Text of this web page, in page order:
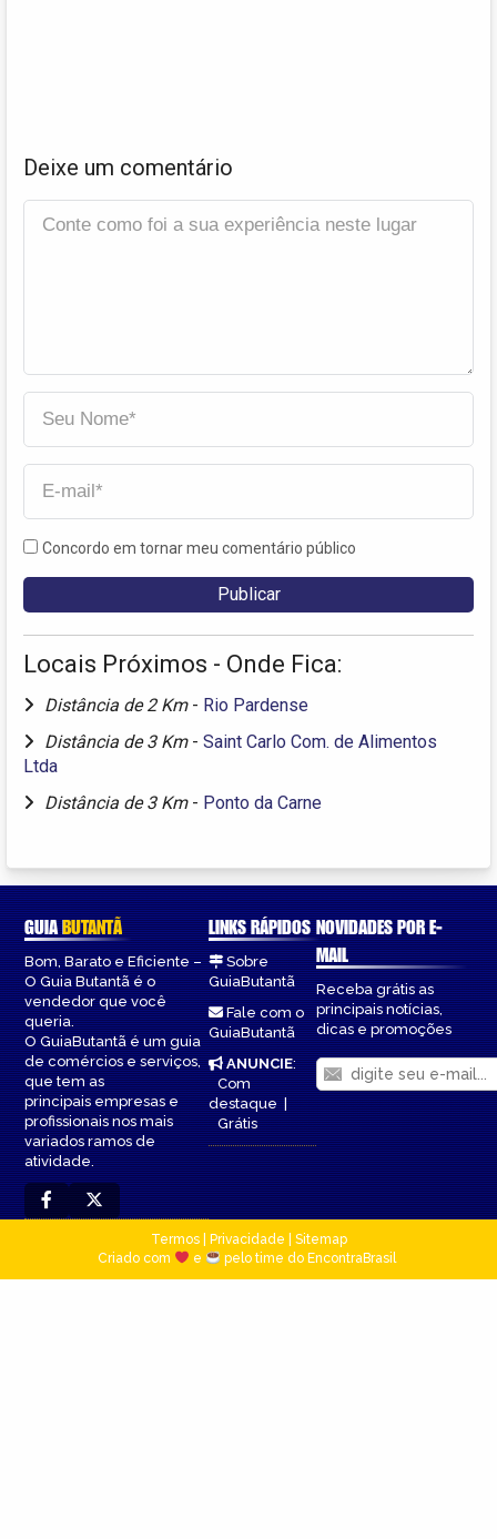
Deixe um comentário
Concordo em tornar meu comentário público
Locais Próximos - Onde Fica:
Distância de 2 Km - Rio Pardense
Distância de 3 Km - Saint Carlo Com. de Alimentos
Ltda
Distância de 3 Km - Ponto da Carne
GUIABUTANTÃ
Bom, Barato e Eficiente –
O Guia Butantã é o
vendedor que você
queria.
O GuiaButantã é um guia
de comércios e serviços,
que tem as
principais empresas e
profissionais nos mais
variados ramos de
atividade.
LINKS RÁPIDOS
Sobre
GuiaButantã
Fale com o
GuiaButantã
ANUNCIE:
Com
destaque|
Grátis
NOVIDADES POR E-
MAIL
Receba grátis as
principais notícias,
dicas e promoções
Termos| Privacidade
Sitemap
Criado com
e pelo time do EncontraBrasil